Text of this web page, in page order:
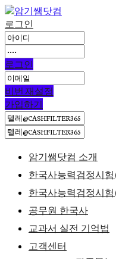
로그인
로그인
비번 재설정
가입하기
암기쌤닷컴 소개
한국사능력검정시
한국사능력검정시
공무원 한국사
교과서 실전 기억법
고객센터